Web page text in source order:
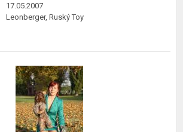
17.05.2007
Leonberger, Ruský Toy